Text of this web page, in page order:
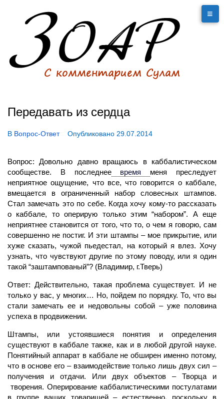
Передавать из сердца
В Вопрос-Ответ Опубликовано 29.07.2014
Вопрос: Довольно давно вращаюсь в каббалистическом
сообществе. В последнеевремя меня преследует
неприятное ощущение, что все, что говорится о каббале,
вмещается в ограниченный набор словесных штампов.
Стал замечать это по себе. Когда хочу кому-то рассказать
о каббале, то оперирую только этим “набором”. А еще
неприятнее становится от того, что то, о чем я говорю, сам
совершенно не постиг. И эти штампы – мое прикрытие, или
хуже сказать, чужой пьедестал, на который я влез. Хочу
узнать, что чувствуют другие по этому поводу, или я один
такой “заштампованый”? (Владимир, г.Тверь)
Ответ: Действительно, такая проблема существует. И не
только у вас, у многих… Но, пойдем по порядку. То, что вы
стали замечать ее и недовольны собой – уже половина
успеха в продвижении.
Штампы, или устоявшиеся понятия и определения
существуют в каббале также, как и в любой другой науке.
Понятийный аппарат в каббале не обширен именно потому,
что в основе его – взаимодействие только лишь двух сил –
получения и отдачи. Или двух объектов – Творца и
творения. Оперирование каббалистическими постулатами
в группе ваших товарищей – естественно, поскольку в